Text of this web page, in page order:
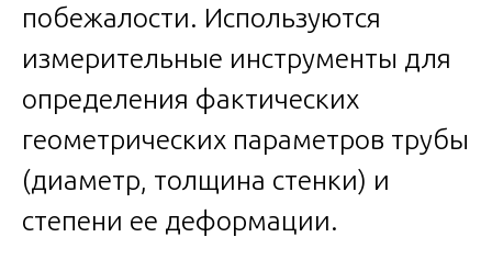
побежалости. Используются
измерительные инструменты для
определения фактических
геометрических параметров трубы
(диаметр, толщина стенки) и
степени ее деформации.